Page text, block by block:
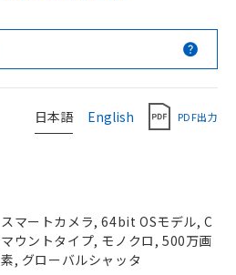
日本語 English PDF出力
スマートカメラ, 64bit OSモデル, C
マウントタイプ, モノクロ, 500万画
素, グローバルシャッタ